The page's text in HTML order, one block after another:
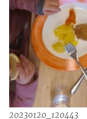
20230120_120443